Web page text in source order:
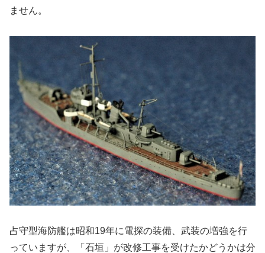
ません。
占守型海防艦は昭和19年に電探の装備、武装の増強を行
っていますが、「石垣」が改修工事を受けたかどうかは分